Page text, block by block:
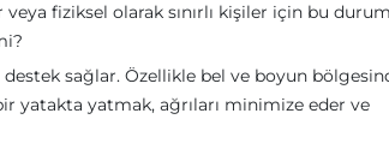
fiziksel olarak sınırlı kişiler için bu
sağlar. Özellikle bel ve boyun
yatakta yatmak, ağrıları minimize eder ve